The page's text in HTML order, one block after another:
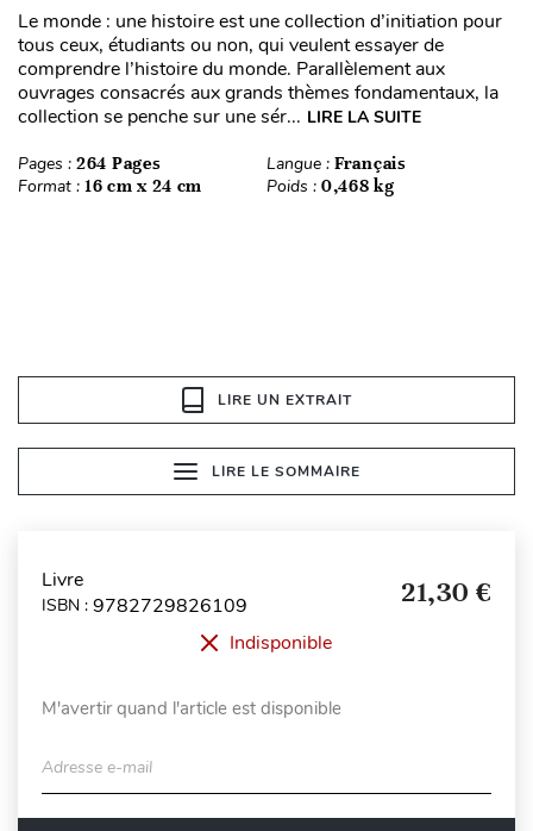
Le monde : une histoire est une collection d’initiation pour
tous ceux, étudiants ou non, qui veulent essayer de
comprendre l’histoire du monde. Parallèlement aux
ouvrages consacrés aux grands thèmes fondamentaux, la
collection se penche sur une sér... LIRE LA SUITE
Pages : 264 Pages Langue : Français
Format : 16 cm x 24 cm Poids : 0,468 kg
LIRE UN EXTRAIT
LIRE LE SOMMAIRE
Livre
ISBN : 9782729826109 21,30 €
Indisponible
M'avertir quand l'article est disponible
Adresse e-mail